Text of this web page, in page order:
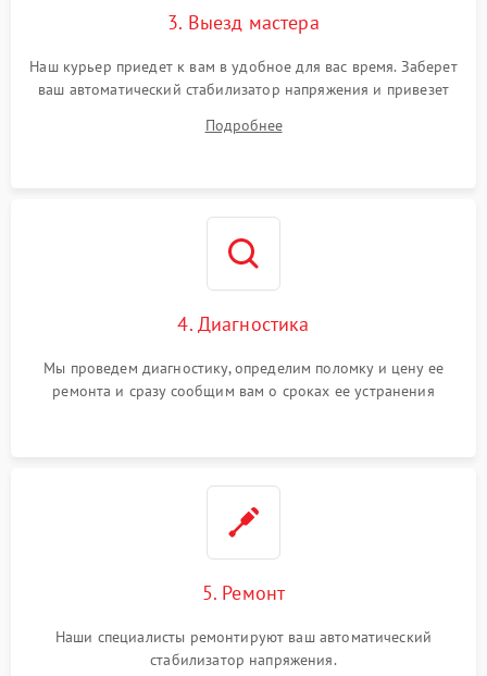
3. Выезд мастера
Наш курьер приедет к вам в удобное для вас время. Заберет
ваш автоматический стабилизатор напряжения и привезет
Подробнее
4. Диагностика
Мы проведем диагностику, определим поломку и цену ее
ремонта и сразу сообщим вам о сроках ее устранения
5. Ремонт
Наши специалисты ремонтируют ваш автоматический
стабилизатор напряжения.